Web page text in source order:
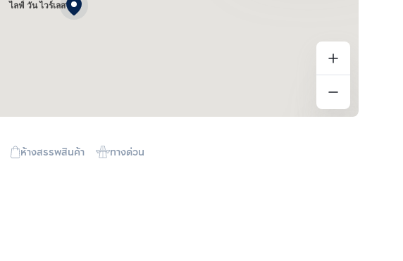
ไลฟ์ วัน ไวร์เลส
ห้างสรรพสินค้า ทางด่วน